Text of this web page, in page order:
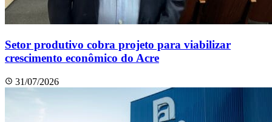
Setor produtivo cobra projeto para viabilizar
crescimento econômico do Acre
31/07/2026